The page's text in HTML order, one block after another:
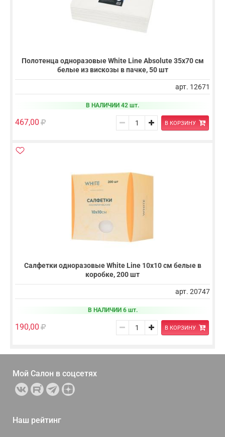
Полотенца одноразовые White Line Absolute 35х70 см
белые из вискозы в пачке, 50 шт
арт. 12671
В НАЛИЧИИ 42 шт.
467,00 В КОРЗИНУ
Салфетки одноразовые White Line 10х10 см белые в
коробке, 200 шт
арт. 20747
В НАЛИЧИИ 6 шт.
190,00 В КОРЗИНУ
Мой Салон в соцсетях
Наш рейтинг